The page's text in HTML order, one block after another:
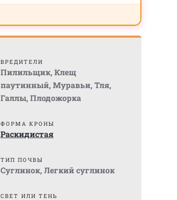
ВРЕДИТЕЛИ
Пилильщик, Клещ
паутинный, Муравьи, Тля,
Галлы, Плодожорка
ФОРМА КРОНЫ
Раскидистая
ТИП ПОЧВЫ
Суглинок, Легкий суглинок
СВЕТ ИЛИ ТЕНЬ